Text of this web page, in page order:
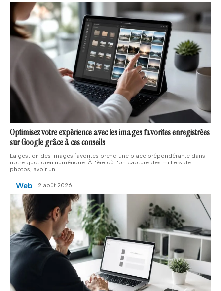
Optimisez votre expérience avec les images favorites enregistrées
sur Google grâce à ces conseils
La gestion des images favorites prend une place prépondérante dans
notre quotidien numérique. À l'ère où l'on capture des milliers de
photos, avoir un
Web 2 août 2026